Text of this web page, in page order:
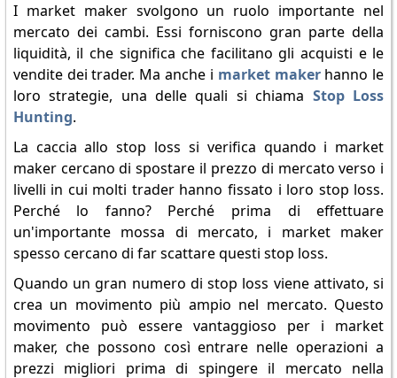
I market maker svolgono un ruolo importante nel
mercato dei cambi. Essi forniscono gran parte della
liquidità, il che significa che facilitano gli acquisti e le
vendite dei trader. Ma anche i market makerhanno le
loro strategie, una delle quali si chiama Stop Loss
Hunting.
La caccia allo stop loss si verifica quando i market
maker cercano di spostare il prezzo di mercato verso i
livelli in cui molti trader hanno fissato i loro stop loss.
Perché lo fanno? Perché prima di effettuare
un'importante mossa di mercato, i market maker
spesso cercano di far scattare questi stop loss.
Quando un gran numero di stop loss viene attivato, si
crea un movimento più ampio nel mercato. Questo
movimento può essere vantaggioso per i market
maker, che possono così entrare nelle operazioni a
prezzi migliori prima di spingere il mercato nella